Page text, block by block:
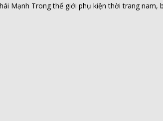
Mạnh Trong thế giới phụ kiện thời trang